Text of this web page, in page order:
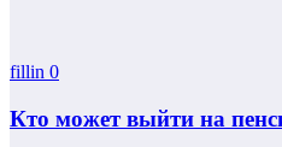
fillin 0
Кто может выйти на